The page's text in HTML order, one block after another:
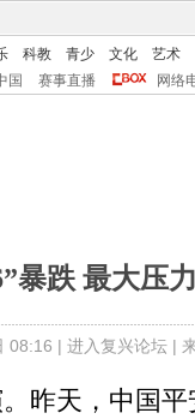
科教 青少 文化
艺术
国 赛事直播 网络
暴跌 最大压
08:16 | 进入复兴论坛|
昨天，中国平